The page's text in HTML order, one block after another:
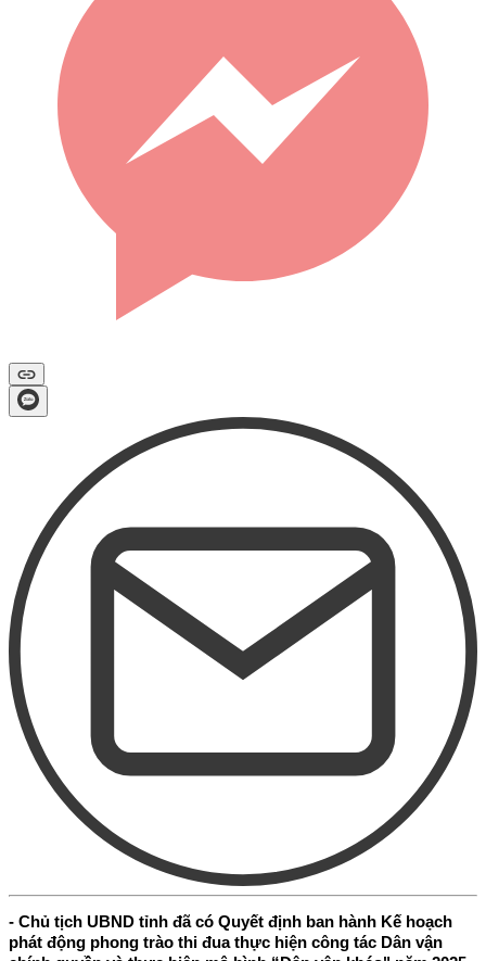
- Chủ tịch UBND tỉnh đã có Quyết định ban hành Kế hoạch
phát động phong trào thi đua thực hiện công tác Dân vận